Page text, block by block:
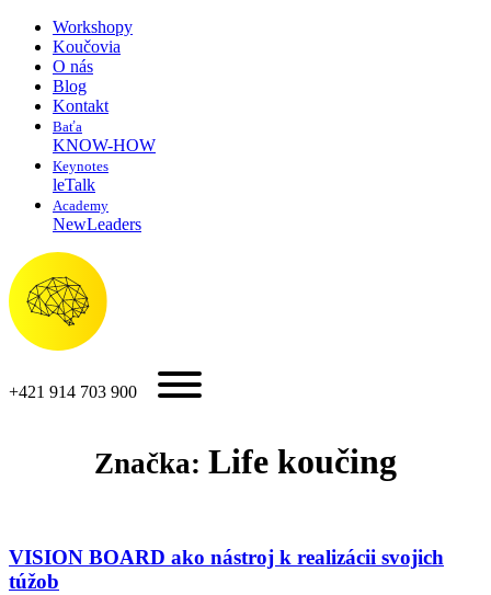
Workshopy
Koučovia
O nás
Blog
Kontakt
Baťa
KNOW-HOW
Keynotes
leTalk
Academy
NewLeaders
+421 914 703 900
Značka: Life koučing
VISION BOARD ako nástroj k realizácii svojich
túžob